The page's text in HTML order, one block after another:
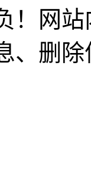
！网
、删